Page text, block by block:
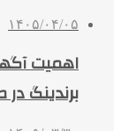
۱۴۰۵/۰۴/۰۵
اهمیت
برندینگ